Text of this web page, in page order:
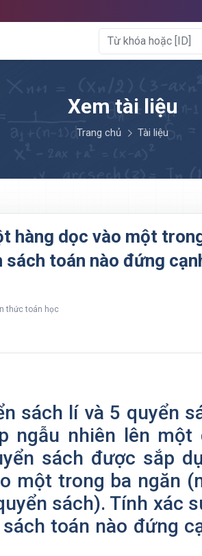
Xem tài liệu
Trang chủ Tài liệu
hàng dọc vào một
toán nào đứng
thức toán học
sách lí và 5 quyển
ngẫu nhiên lên một
sách được sắp
một trong ba ngăn
sách). Tính xác
toán nào đứng